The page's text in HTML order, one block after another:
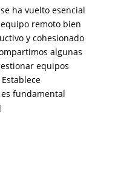
ha vuelto esencial
remoto bien
y cohesionado
algunas
equipos
fundamental